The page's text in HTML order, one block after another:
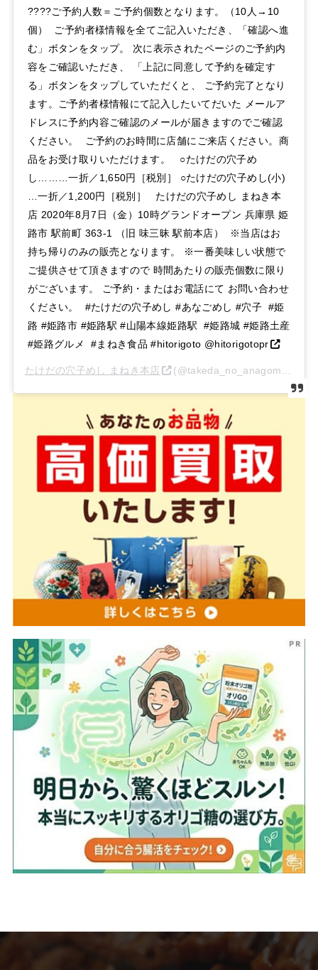
????ご予約人数＝ご予約個数となります。（10人→10
個） ご予約者様情報を全てご記入いただき、「確認へ進
む」ボタンをタップ。 次に表示されたページのご予約内
容をご確認いただき、 「上記に同意して予約を確定す
る」ボタンをタップしていただくと、 ご予約完了となり
ます。ご予約者様情報にて記入したいてだいた メールア
ドレスに予約内容ご確認のメールが届きますのでご確認
ください。 ご予約のお時間に店舗にご来店ください。商
品をお受け取りいただけます。 ○たけだの穴子め
し………一折／1,650円［税別］ ○たけだの穴子めし(小)
…一折／1,200円［税別］ たけだの穴子めし まねき本
店 2020年8月7日（金）10時グランドオープン 兵庫県 姫
路市 駅前町 363-1 （旧 味三昧 駅前本店） ※当店はお
持ち帰りのみの販売となります。 ※一番美味しい状態で
ご提供させて頂きますので 時間あたりの販売個数に限り
がございます。 ご予約・またはお電話にて お問い合わせ
ください。 #たけだの穴子めし #あなごめし #穴子 #姫
路 #姫路市 #姫路駅 #山陽本線姫路駅 #姫路城 #姫路土産
#姫路グルメ #まねき食品 #hitorigoto @hitorigotopr
たけだの穴子めし まねき本店 (@takeda_no_anagomeshi)がシェアした投稿 –